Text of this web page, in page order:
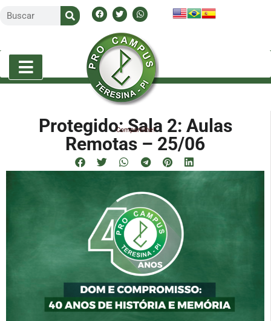
Protegido: Sala 2: Aulas
Remotas – 25/06
Compartilhe!